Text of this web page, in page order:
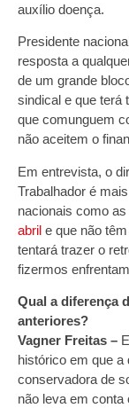
auxílio doença.
Presidente
resposta a
de um grande
sindical e que terá
que comunguem
não aceitem o
Em entrevista, o
Trabalhador é
nacionais como
abril e que não
tentará trazer o
fizermos
Qual a diferença
anteriores?
Vagner Freitas –
histórico em que
conservadora de
não leva em conta